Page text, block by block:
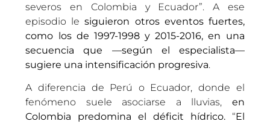
severos en Colombia y Ecuador”. A ese
episodio lesiguieron otros eventos fuertes,
como los de 1997-1998 y 2015-2016, en una
secuencia que —según el especialista—
sugiere una intensificación progresiva.
A diferencia de Perú o Ecuador, donde el
fenómeno suele asociarse a lluvias, en
Colombia predomina el déficit hídrico.“El